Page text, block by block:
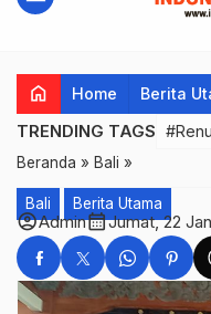
home Home Berita
TRENDING TAGS
Beranda » Bali »
Bali Berita Utama
account_circleAdmincalendar_monthJumat, 22